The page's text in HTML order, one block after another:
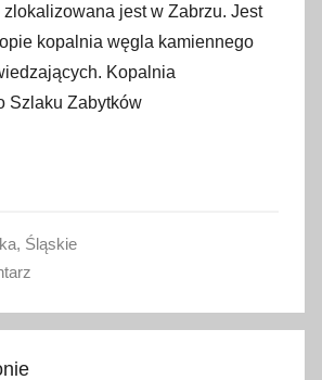
jest w Zabrzu. Jest
kopalnia węgla kamiennego
Kopalnia
Szlaku Zabytków
, Śląskie